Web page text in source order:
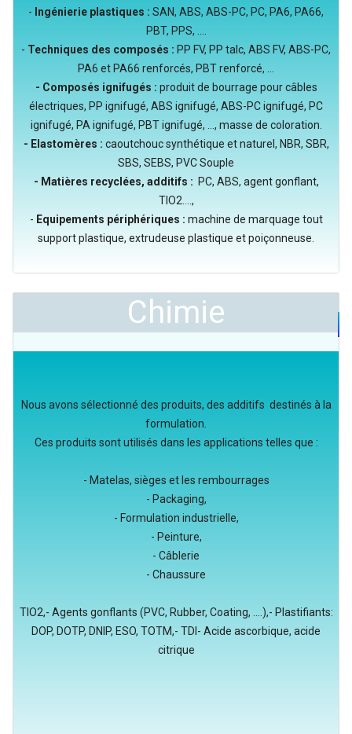
- Ingénierie plastiques : SAN, ABS, ABS-PC, PC, PA6, PA66,
PBT, PPS, ....
- Techniques des composés : PP FV, PP talc, ABS FV, ABS-PC,
PA6 et PA66 renforcés, PBT renforcé, ...
- Composés ignifugés : produit de bourrage pour câbles
électriques, PP ignifugé, ABS ignifugé, ABS-PC ignifugé, PC
ignifugé, PA ignifugé, PBT ignifugé, ..., masse de coloration.
- Elastomères : caoutchouc synthétique et naturel, NBR, SBR,
SBS, SEBS, PVC Souple
- Matières recyclées, additifs : PC, ABS, agent gonflant,
TIO2....,
- Equipements périphériques : machine de marquage tout
support plastique, extrudeuse plastique et poiçonneuse.
Chimie
Nous avons sélectionné des produits, des additifs destinés à la
formulation.
Ces produits sont utilisés dans les applications telles que :
- Matelas, sièges et les rembourrages
- Packaging,
- Formulation industrielle,
- Peinture,
- Câblerie
- Chaussure
TIO2,- Agents gonflants (PVC, Rubber, Coating, ....),- Plastifiants:
DOP, DOTP, DNIP, ESO, TOTM,- TDI- Acide ascorbique, acide
citrique